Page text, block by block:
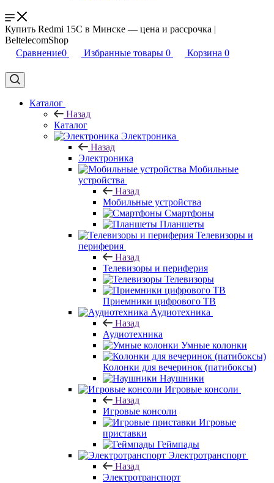
Купить Redmi 15C в Минске — цена и рассрочка |
BeltelecomShop
Сравнение0 Избранные товары 0 Корзина 0
Каталог
Назад
Каталог
Электроника
Назад
Электроника
Мобильные
устройства
Назад
Мобильные устройства
Смартфоны
Планшеты
Телевизоры и
периферия
Назад
Телевизоры и периферия
Телевизоры
Приемники цифрового ТВ
Аудиотехника
Назад
Аудиотехника
Умные колонки
Колонки для вечеринок (патибоксы)
Наушники
Игровые консоли
Назад
Игровые консоли
Игровые
приставки
Геймпады
Электротранспорт
Назад
Электротранспорт